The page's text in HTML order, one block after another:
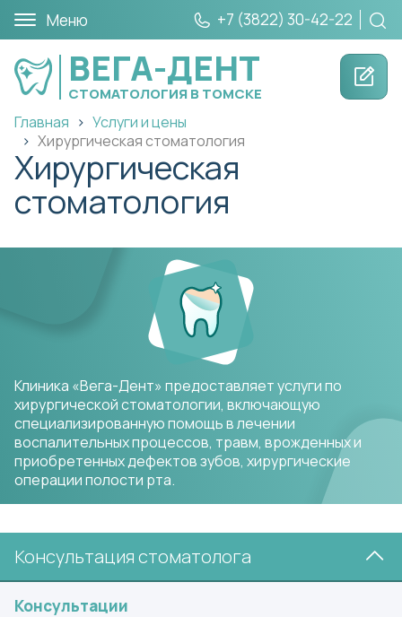
Меню +7 (3822) 30-42-22
ВЕГА-ДЕНТ
СТОМАТОЛОГИЯ В ТОМСКЕ
Главная
Услуги и цены
Хирургическая стоматология
Хирургическая
стоматология
Клиника «Вега-Дент» предоставляет услуги по
хирургической стоматологии, включающую
специализированную помощь в лечении
воспалительных процессов, травм, врожденных и
приобретенных дефектов зубов, хирургические
операции полости рта.
Консультация стоматолога
Консультации